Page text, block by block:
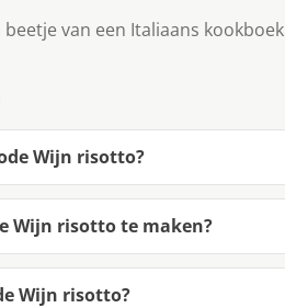
van een Italiaans kookboek
Wijn risotto?
Wijn risotto te maken?
Wijn risotto?